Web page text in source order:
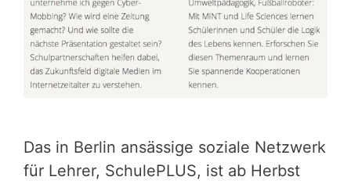
Das in Berlin ansässige soziale Netzwerk
für Lehrer, SchulePLUS, ist ab Herbst